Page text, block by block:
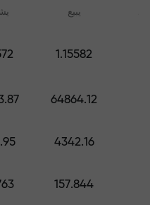
مطبعياً.
يبيع
1.15582
64864.12
4342.16
157.844